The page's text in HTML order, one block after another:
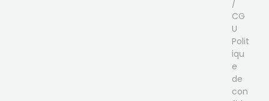
/
CG
U
Polit
iqu
e
de
con